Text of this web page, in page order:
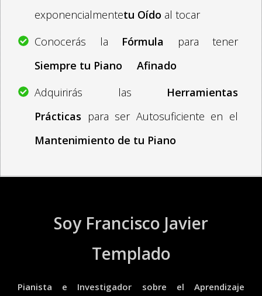
exponencialmentetu Oído al tocar
Conocerás la Fórmula
para tener
Siempre tu Piano
Afinado
Adquirirás las Herramientas
Prácticas para ser Autosuficiente en el
Mantenimiento de tu Piano
Soy Francisco Javier
Templado
Pianista e Investigador sobre el Aprendizaje